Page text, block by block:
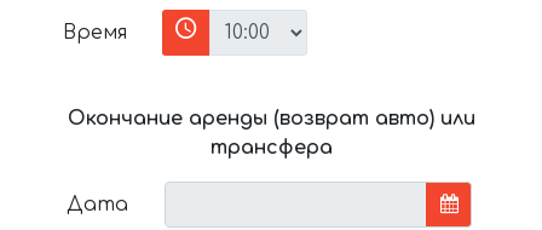
Время
Окончание аренды (возврат авто) или
трансфера
Дата